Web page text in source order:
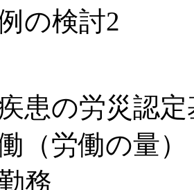
の検討2
患の労災認
（労働の量）
務